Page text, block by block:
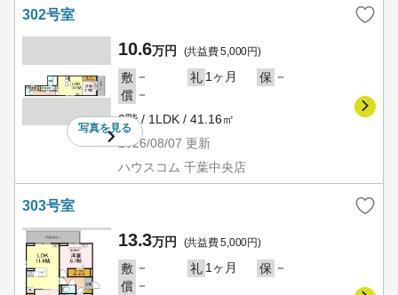
302号室
写真を見る
10.6万円 (共益費 5,000円)
敷 － 礼 1ヶ月 保 －
償 －
3階 / 1LDK / 41.16㎡
2026/08/07 更新
ハウスコム 千葉中央店
303号室
13.3万円 (共益費 5,000円)
敷 － 礼 1ヶ月 保 －
償 －